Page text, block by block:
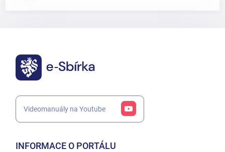
Videomanuály na Youtube
INFORMACE O PORTÁLU